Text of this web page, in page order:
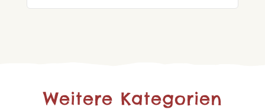
Weitere Kategorien